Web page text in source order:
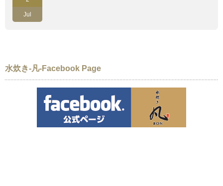
Jul
水炊き-凡-Facebook Page